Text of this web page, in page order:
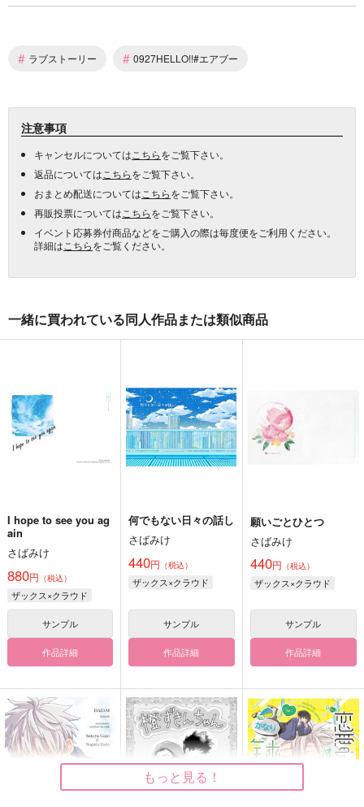
# ラブストーリー # 0927HELLO!!#エアブー
注意事項
キャンセルについては こちらをご覧下さい。
返品については こちらをご覧下さい。
おまとめ配送については こちらをご覧下さい。
再販投票については こちらをご覧下さい。
イベント応募券付商品などをご購入の際は毎度便をご利用ください。
詳細は こちらをご覧ください。
一緒に買われている同人作品または類似商品
I hope to see you ag
ain
さばみけ
880円 （税込）
ザックス×クラウド
サンプル
作品詳細
何でもない日々の話し
さばみけ
440円 （税込）
ザックス×クラウド
サンプル
作品詳細
願いごとひとつ
さばみけ
440円 （税込）
ザックス×クラウド
サンプル
作品詳細
もっと見る！